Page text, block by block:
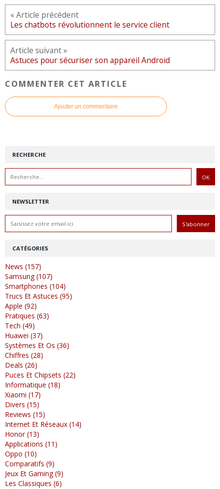
« Article précédent
Les chatbots révolutionnent le service client
Article suivant »
Astuces pour sécuriser son appareil Android
COMMENTER CET ARTICLE
Ajouter un commentaire
NEWSLETTER
RECHERCHE
CATÉGORIES
News (157)
Samsung (107)
Smartphones (104)
Trucs Et Astuces (95)
Apple (92)
Pratiques (63)
Tech (49)
Huawei (37)
Systèmes Et Os (36)
Chiffres (28)
Deals (26)
Puces Et Chipsets (22)
Informatique (18)
Xiaomi (17)
Divers (15)
Reviews (15)
Internet Et Réseaux (14)
Honor (13)
Applications (11)
Oppo (10)
Comparatifs (9)
Jeux Et Gaming (9)
Les Classiques (6)